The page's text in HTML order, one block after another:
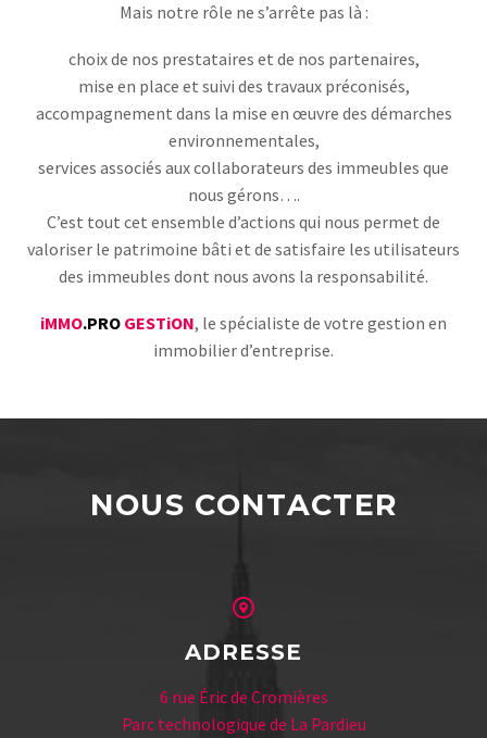
Mais notre rôle ne s’arrête pas là :
choix de nos prestataires et de nos partenaires,
mise en place et suivi des travaux préconisés,
accompagnement dans la mise en œuvre des démarches
environnementales,
services associés aux collaborateurs des immeubles que
nous gérons….
C’est tout cet ensemble d’actions qui nous permet de
valoriser le patrimoine bâti et de satisfaire les utilisateurs
des immeubles dont nous avons la responsabilité.
iMMO.PRO GESTiON, le spécialiste de votre gestion en
immobilier d’entreprise.
NOUS CONTACTER
ADRESSE
6 rue Éric de Cromières
Parc technologique de La Pardieu